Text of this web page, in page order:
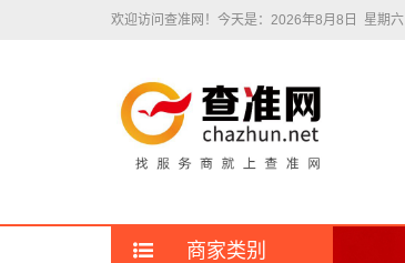
欢迎访问查准网！ 今天是：2026年8月8日 星期六
商家类别